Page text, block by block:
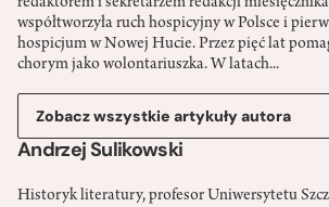
redaktorem i sekretarzem redakcji
współtworzyła ruch hospicyjny w Polsce i
hospicjum w Nowej Hucie. Przez pięć lat
chorym jako wolontariuszka. W latach...
Zobacz wszystkie artykuły autora
Andrzej Sulikowski
Historyk literatury, profesor Uniwersytetu